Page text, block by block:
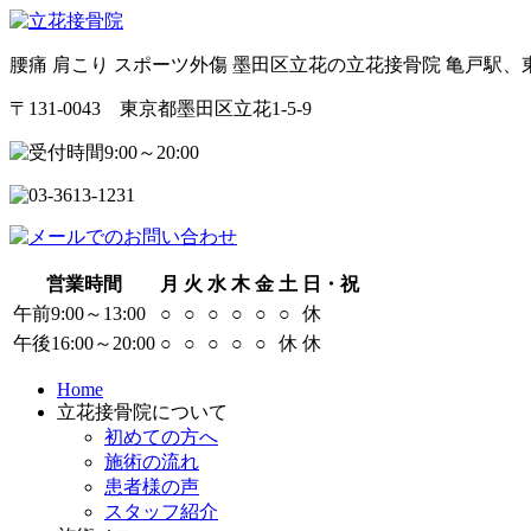
腰痛 肩こり スポーツ外傷 墨田区立花の立花接骨院 亀戸駅、
〒131-0043 東京都墨田区立花1-5-9
営業時間 月 火 水 木 金 土 日・祝
午前9:00～13:00
○ ○ ○ ○ ○ ○
休
午後16:00～20:00 ○ ○ ○ ○ ○ 休 休
Home
立花接骨院について
初めての方へ
施術の流れ
患者様の声
スタッフ紹介